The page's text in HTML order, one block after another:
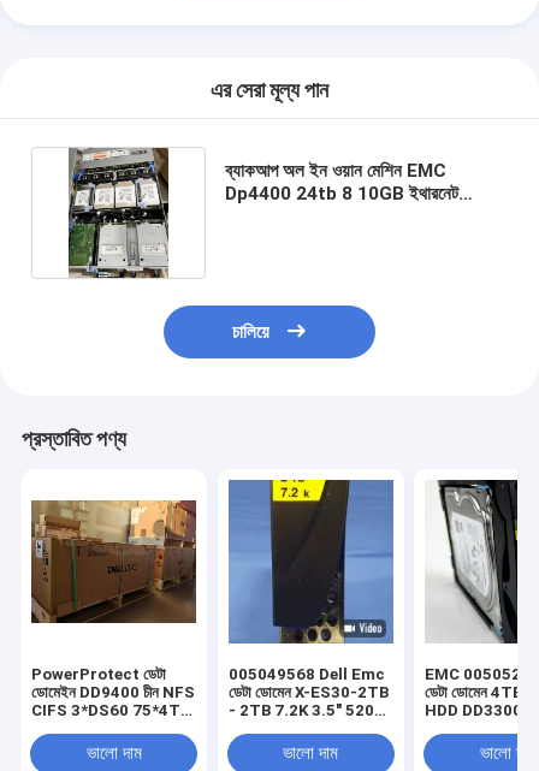
এর সেরা মূল্য পান
ব্যাকআপ অল ইন ওয়ান মেশিন EMC
Dp4400 24tb 8 10GB ইথারনেট
চালিয়ে
প্রস্তাবিত পণ্য
PowerProtect ডেটা
ডোমেইন DD9400 চীন NFS
CIFS 3*DS60 75*4T
ভালো দাম
005049568 Dell Emc
ডেটা ডোমেন X-ES30-2TB
- 2TB 7.2K 3.5" 520
ভালো দাম
EMC
ডেটা ডোমেন 4TB
HDD DD3300
ভালো দাম